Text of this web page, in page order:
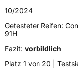
Fahrzeugtyp
Verwendung
Modellname
FahrzeugartPKW &
10/2024
Getesteter Reifen:
91H
Fazit: vorbildlich
Platz 1 von 20 |